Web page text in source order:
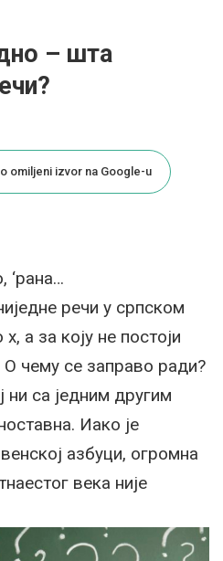
– шта
omiljeni izvor na Google-u
‘рана…
речи у српском
а за коју не постоји
О чему се заправо ради?
ни са једним другим
Иако је
азбуци, огромна
века није